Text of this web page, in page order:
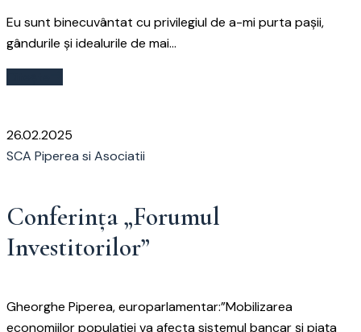
Eu sunt binecuvântat cu privilegiul de a-mi purta pașii,
gândurile și idealurile de mai...
26.02.2025
SCA Piperea si Asociatii
Conferința „Forumul
Investitorilor”
Gheorghe Piperea, europarlamentar:”Mobilizarea
economiilor populaţiei va afecta sistemul bancar şi piaţa